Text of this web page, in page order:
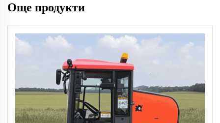
Още продукти